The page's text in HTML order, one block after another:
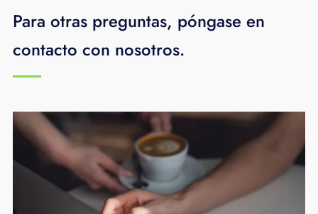
Para otras preguntas, póngase en
contacto con nosotros.